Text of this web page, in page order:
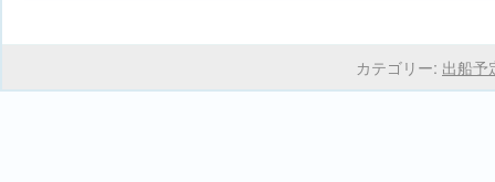
カテゴリー: 出船予